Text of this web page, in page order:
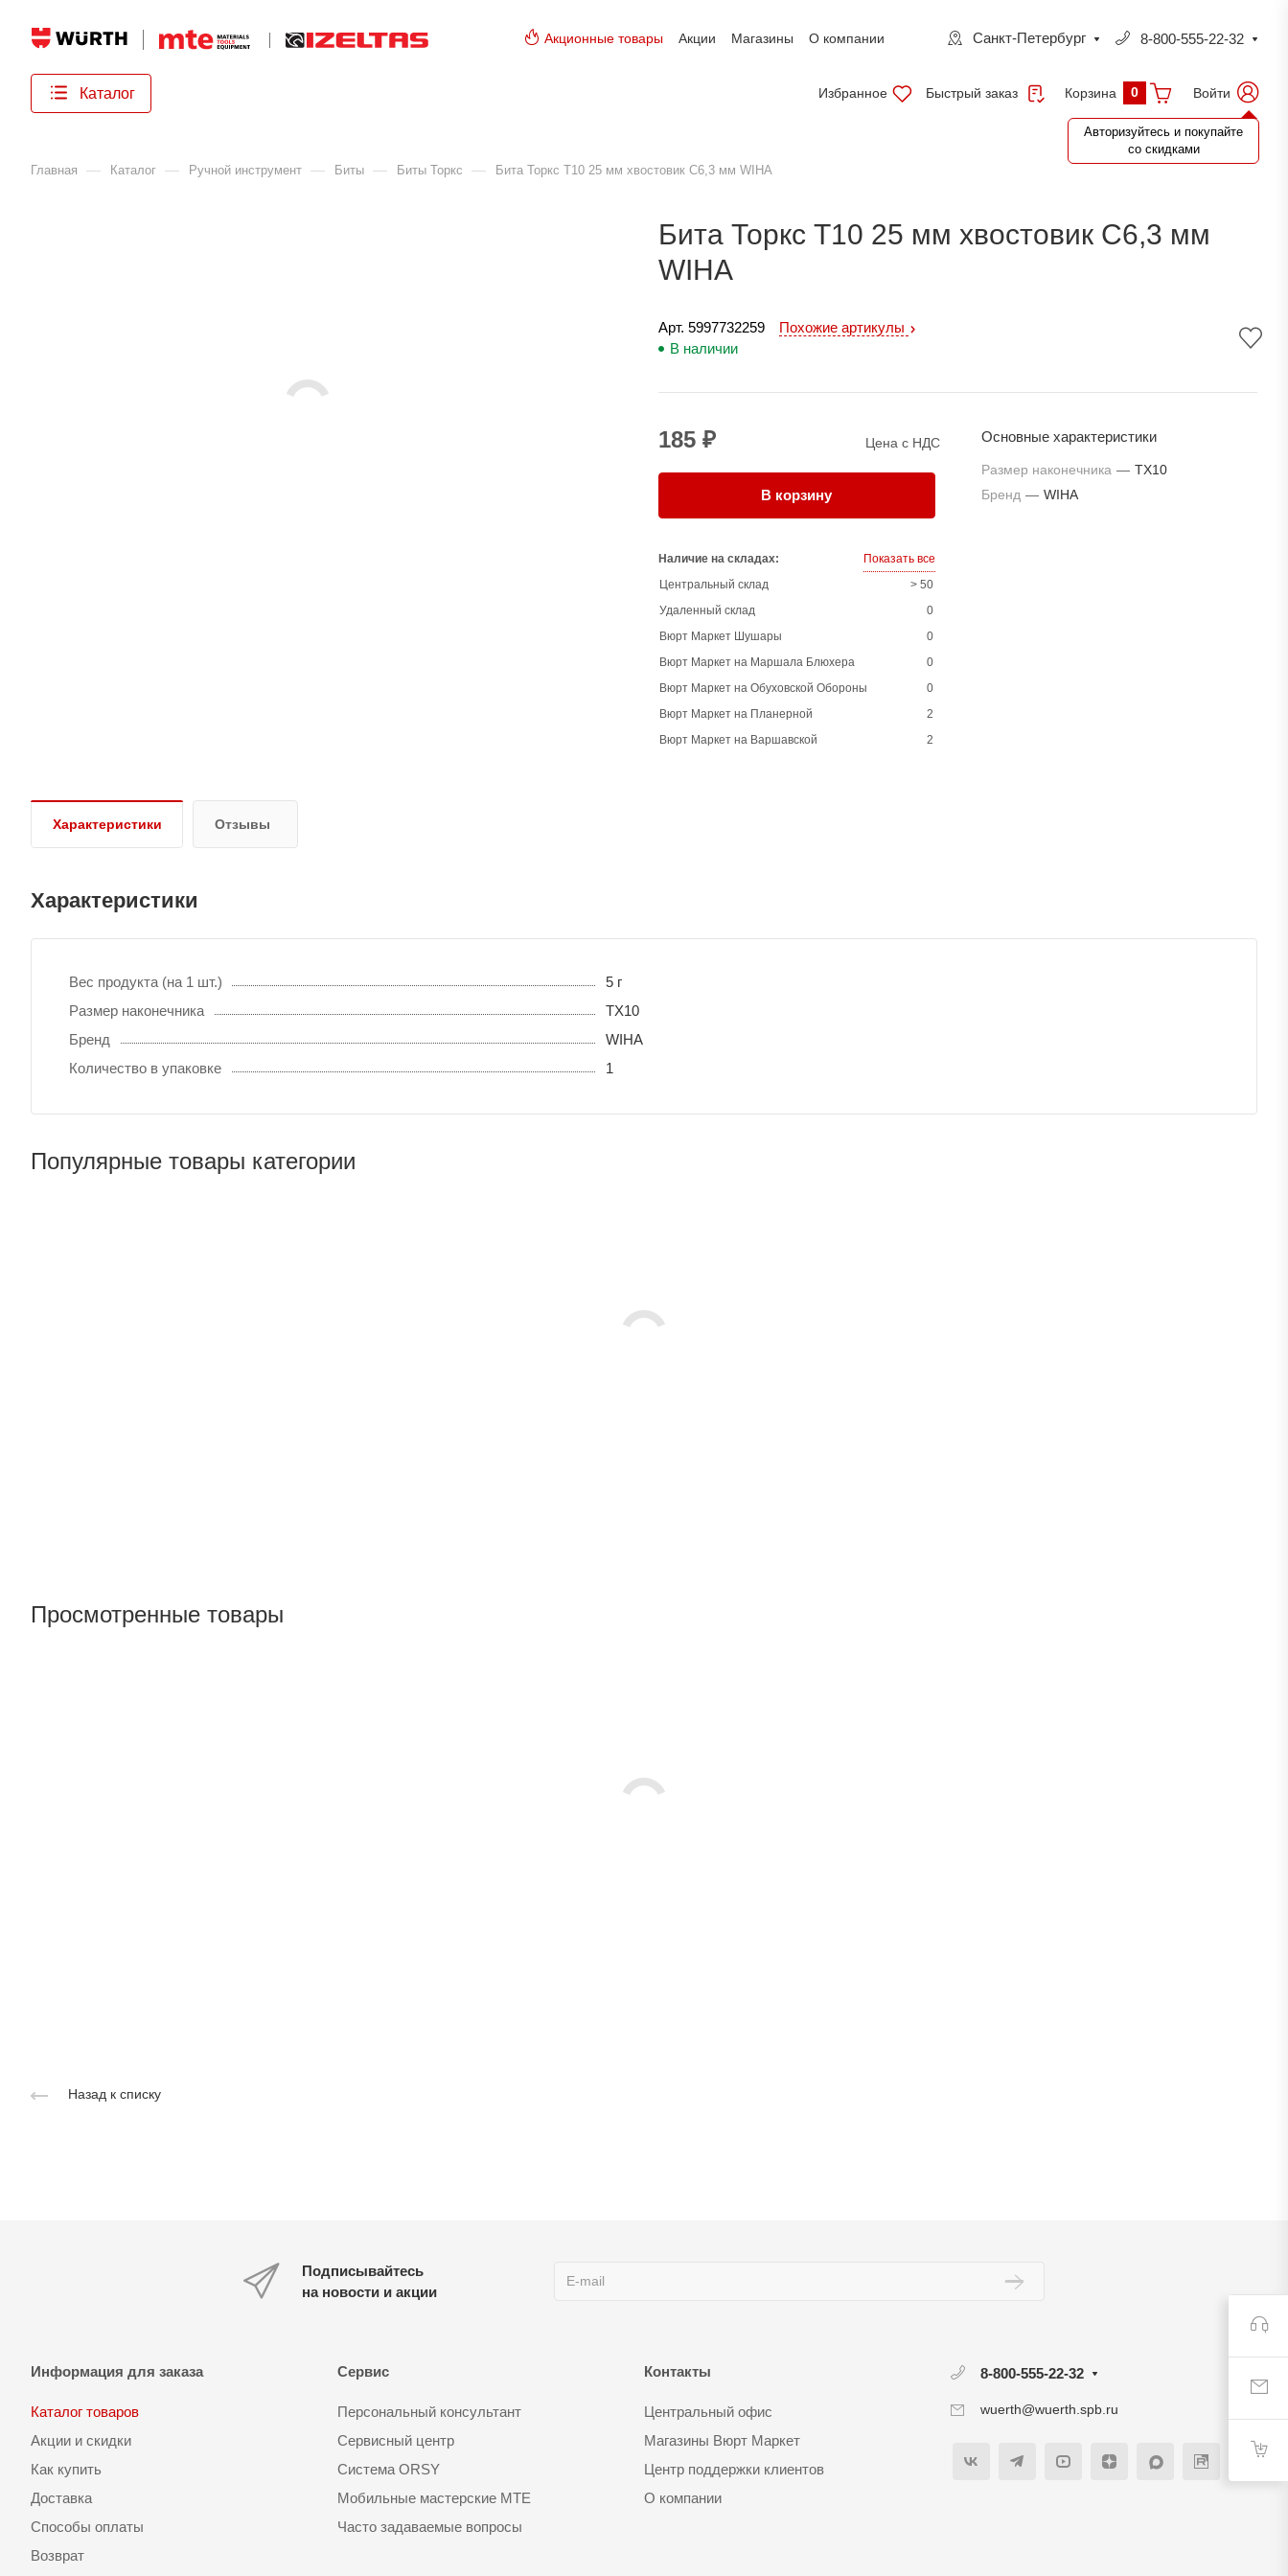
Акционные товары Акции Магазины О компании Санкт-Петербург 8-800-555-22-32
Каталог Избранное Быстрый заказ Корзина 0 Войти
Авторизуйтесь и покупайте
со скидками
Главная
— Каталог — Ручной инструмент — Биты — Биты Торкс — Бита Торкс T10 25 мм хвостовик С6,3 мм WIHA
Бита Торкс T10 25 мм хвостовик С6,3 мм
WIHA
Арт. 5997732259
Похожие артикулы
В наличии
185 ₽ Цена с НДС
В корзину
Наличие на складах:
Показать все
Центральный склад
> 50
Удаленный склад
0
Вюрт Маркет Шушары
0
Вюрт Маркет на Маршала Блюхера
0
Вюрт Маркет на Обуховской Обороны
0
Вюрт Маркет на Планерной
2
Вюрт Маркет на Варшавской
2
Основные характеристики
Размер наконечника — TX10
Бренд — WIHA
Характеристики Отзывы
Характеристики
Вес продукта (на 1 шт.)
5 г
Размер наконечника
TX10
Бренд
WIHA
Количество в упаковке
1
Популярные товары категории
Просмотренные товары
Назад к списку
Подписывайтесь
на новости и акции
Информация для заказа
Каталог товаров
Акции и скидки
Как купить
Доставка
Способы оплаты
Возврат
Сервис
Персональный консультант
Сервисный центр
Система ORSY
Мобильные мастерские MTE
Часто задаваемые вопросы
Контакты
Центральный офис
Магазины Вюрт Маркет
Центр поддержки клиентов
О компании
8-800-555-22-32
wuerth@wuerth.spb.ru